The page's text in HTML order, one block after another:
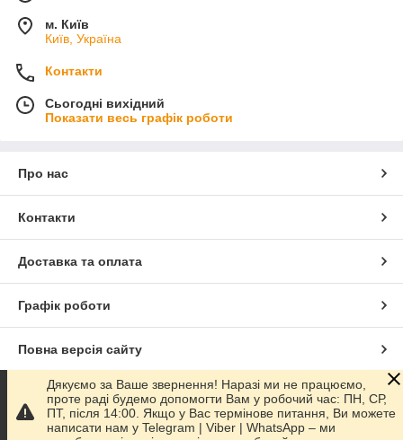
м. Київ
Київ, Україна
Контакти
Сьогодні вихідний
Показати весь графік роботи
Про нас
Контакти
Доставка та оплата
Графік роботи
Повна версія сайту
Сайт створено на маркетплейсіProm.ua
Дякуємо за Ваше звернення! Наразі ми не працюємо,
проте раді будемо допомогти Вам у робочий час: ПН, СР,
ПТ, після 14:00. Якщо у Вас термінове питання, Ви можете
написати нам у Telegram | Viber | WhatsApp – ми